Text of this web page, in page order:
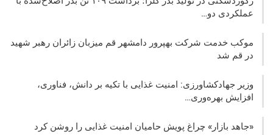
عملکردی دو…
موکب خدمت شرکت بهپرور دامشهر قم میزبان زائران رهبر شهید
در قم شد
وزیر جهادکشاورزی: امنیت غذایی با تکیه بر دانش، فناوری،
افزایش بهره‌وری…
«جاهد بازار» چراغ پویش حامیان امنیت غذایی را روشن کرد